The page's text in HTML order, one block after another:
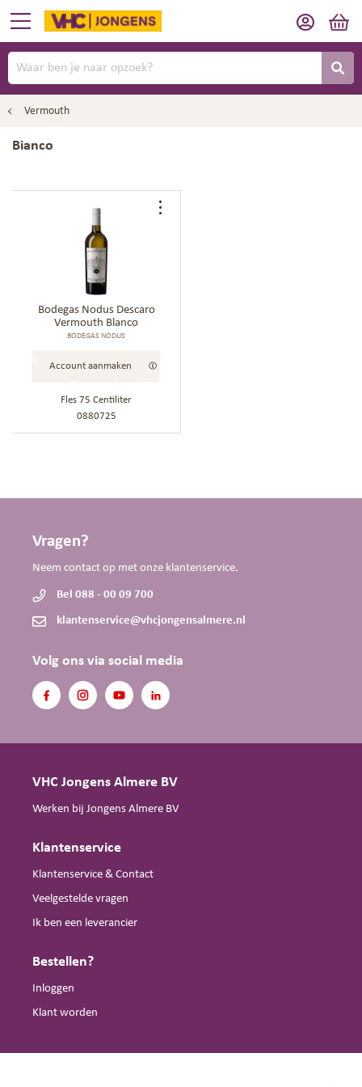
Vermouth
Bianco
Bodegas Nodus Descaro
Vermouth Blanco
BODEGAS NODUS
Account aanmaken
Fles 75 Centiliter
0880725
Vragen?
Neem contact op met onze klantenservice.
Bel 088 - 00 09 700
klantenservice@vhcjongensalmere.nl
Volg ons via social media
VHC Jongens Almere BV
Werken bij Jongens Almere BV
Klantenservice
Klantenservice & Contact
Veelgestelde vragen
Ik ben een leverancier
Bestellen?
Inloggen
Klant worden